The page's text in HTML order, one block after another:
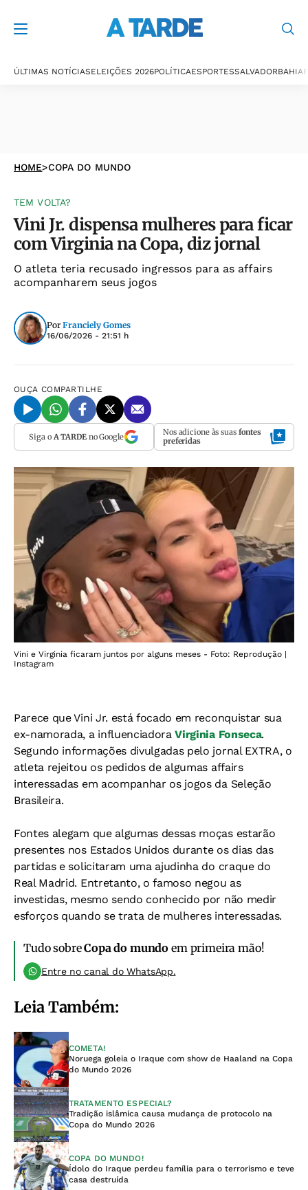
ÚLTIMAS NOTÍCIASELEIÇÕES 2026POLÍTICAESPORTESSALVADORBAHIA
HOME>COPA DO MUNDO
TEM VOLTA?
Vini Jr. dispensa mulheres para ficar
com Virginia na Copa, diz jornal
O atleta teria recusado ingressos para as affairs
acompanharem seus jogos
Por Franciely Gomes
16/06/2026 - 21:51 h
OUÇA COMPARTILHE
Siga o A TARDEno Google Nos adicione às suas fontes
preferidas
Vini e Virginia ficaram juntos por alguns meses - Foto: Reprodução |
Instagram
Parece que Vini Jr. está focado em reconquistar sua
ex-namorada, a influenciadoraVirginia Fonseca.
Segundo informações divulgadas pelo jornal EXTRA, o
atleta rejeitou os pedidos de algumas affairs
interessadas em acompanhar os jogos da Seleção
Brasileira.
Fontes alegam que algumas dessas moças estarão
presentes nos Estados Unidos durante os dias das
partidas e solicitaram uma ajudinha do craque do
Real Madrid. Entretanto, o famoso negou as
investidas, mesmo sendo conhecido por não medir
esforços quando se trata de mulheres interessadas.
Tudo sobreCopa do mundo em primeira mão!
Entre no canal do WhatsApp.
Leia Também:
COMETA!
Noruega goleia o Iraque com show de Haaland na Copa
do Mundo 2026
TRATAMENTO ESPECIAL?
Tradição islâmica causa mudança de protocolo na
Copa do Mundo 2026
COPA DO MUNDO!
Ídolo do Iraque perdeu família para o terrorismo e teve
casa destruída